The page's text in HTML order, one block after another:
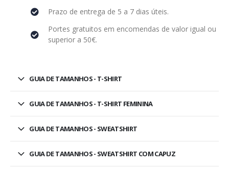
Prazo de entrega de 5 a 7 dias úteis.
Portes gratuitos em encomendas de valor igual ou
superior a 50€.
GUIA DE TAMANHOS - T-SHIRT
GUIA DE TAMANHOS - T-SHIRT FEMININA
GUIA DE TAMANHOS - SWEATSHIRT
GUIA DE TAMANHOS - SWEATSHIRT COM CAPUZ